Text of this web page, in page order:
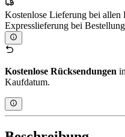
Kostenlose Lieferung bei allen
Expresslieferung bei
Kostenlose Rücksendungen
Kaufdatum.